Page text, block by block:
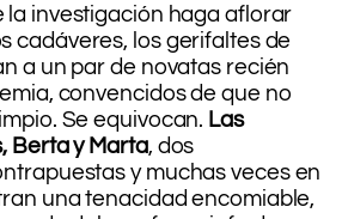
la investigación haga aflorar
cadáveres, los gerifaltes de
a un par de novatas recién
convencidos de que no
Se equivocan. Las
Berta y Marta, dos
y muchas veces en
una tenacidad encomiable,